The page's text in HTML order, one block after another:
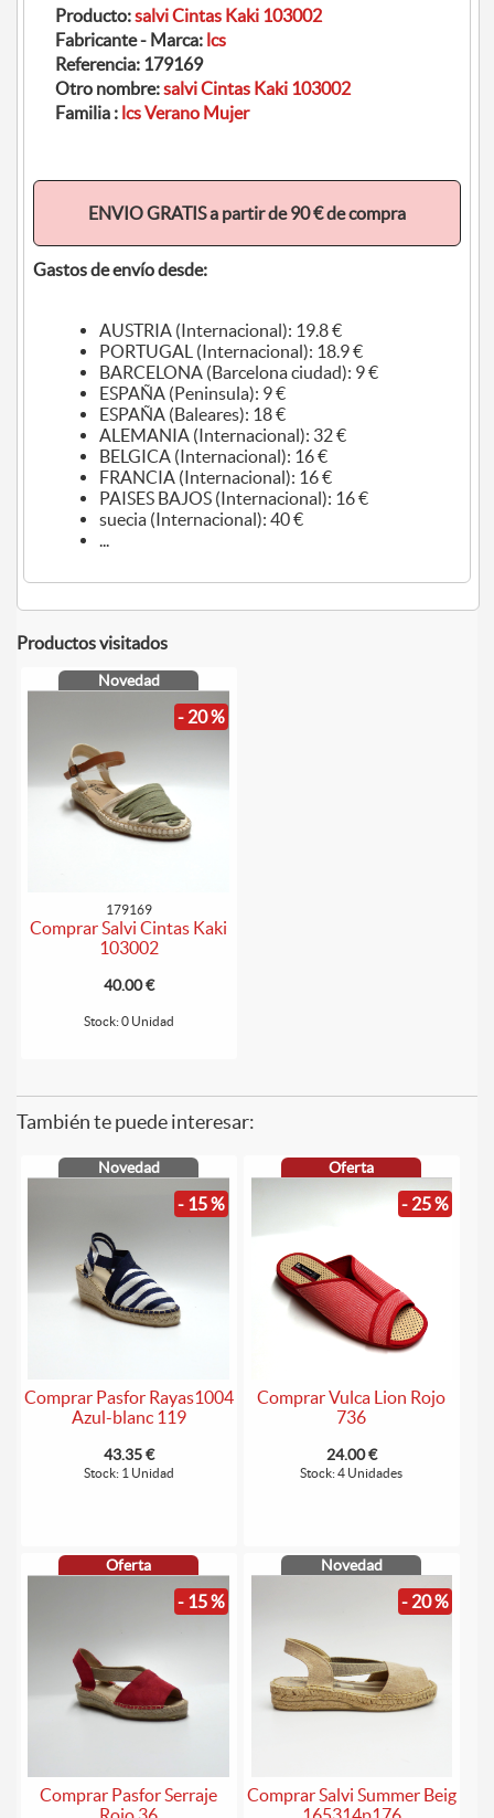
Producto:salvi Cintas Kaki 103002
Fabricante - Marca: lcs
Referencia: 179169
Otro nombre:salvi Cintas Kaki 103002
Familia : lcs Verano Mujer
ENVIO GRATIS a partir de 90 € de compra
Gastos de envío desde:
AUSTRIA (Internacional): 19.8 €
PORTUGAL (Internacional): 18.9 €
BARCELONA (Barcelona ciudad): 9 €
ESPAÑA (Peninsula): 9 €
ESPAÑA (Baleares): 18 €
ALEMANIA (Internacional): 32 €
BELGICA (Internacional): 16 €
FRANCIA (Internacional): 16 €
PAISES BAJOS (Internacional): 16 €
suecia (Internacional): 40 €
...
Productos visitados
Novedad
- 20 %
179169
Comprar Salvi Cintas Kaki
103002
40.00 €
Stock: 0 Unidad
También te puede interesar:
Novedad
- 15 %
Comprar Pasfor Rayas1004
Azul-blanc 119
43.35 €
Stock: 1 Unidad
Oferta
- 25 %
Comprar Vulca Lion Rojo
736
24.00 €
Stock: 4 Unidades
Oferta
- 15 %
Comprar Pasfor Serraje
Novedad
- 20 %
Comprar Salvi Summer Beig